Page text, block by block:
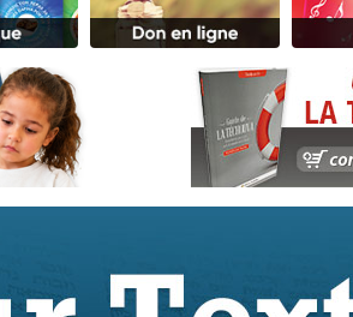
risquent de perdre leur maman
victime de violences...